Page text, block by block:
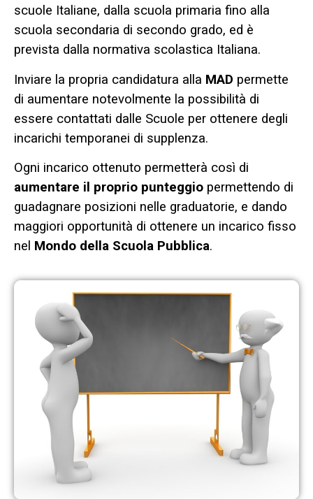
scuole Italiane, dalla scuola primaria fino alla
scuola secondaria di secondo grado, ed è
prevista dalla normativa scolastica Italiana.
Inviare la propria candidatura alla MAD permette
di aumentare notevolmente la possibilità di
essere contattati dalle Scuole per ottenere degli
incarichi temporanei di supplenza.
Ogni incarico ottenuto permetterà così di
aumentare il proprio punteggio permettendo di
guadagnare posizioni nelle graduatorie, e dando
maggiori opportunità di ottenere un incarico fisso
nel Mondo della Scuola Pubblica.